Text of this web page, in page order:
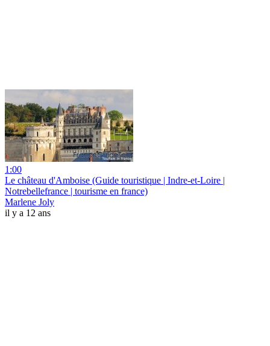
1:00
Le château d'Amboise (Guide touristique | Indre-et-Loire |
Notrebellefrance | tourisme en france)
Marlene Joly
il y a 12 ans